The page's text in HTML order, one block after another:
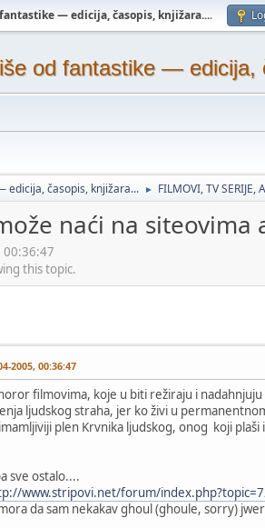
— edicija, časopis, knjižara....
od fantastike — edicija,
edicija, časopis, knjižara... ► FILMOVI, TV SERIJE,
naći na siteovima
00:36:47
this topic.
2005, 00:36:47
filmovima, koje u biti režiraju i
ljudskog straha, jer ko živi u
plen Krvnika ljudskog, onog koji
sve ostalo....
www.stripovi.net/forum/
da sam nekakav ghoul (ghoule, sorry)